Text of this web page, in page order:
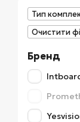
Тип
Очистити
Бренд